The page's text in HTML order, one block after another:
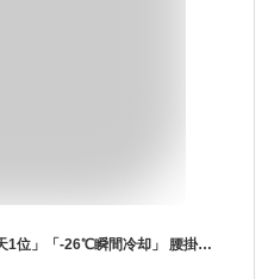
【クーポンで最安3190円】「楽天1位」「-26℃瞬間冷却」 腰掛け扇風機 冷却プレート付き 腰掛けファン 扇風機 ファン ベルトファン 腰掛 腰かけ 携帯扇風機 199段階風量調節 10000mAh大容量 クリップファン ペルチェ冷却 6WAY 首掛け扇風機 卓上 ハンディ 軽量 USB充電